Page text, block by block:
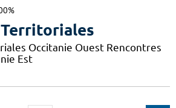
Occitanie Ouest Rencontres
Est